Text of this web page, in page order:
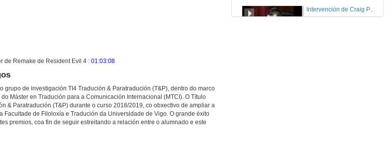
de Remake de Resident Evil 4 : 01:03:08
de investigación TI4 Tradución & Paratradución (T&P), dentro do marco
Máster en Tradución para a Comunicación Internacional (MTCI). O Título
& Paratradución (T&P) durante o curso 2018/2019, co obxectivo de ampliar a
de Filoloxía e Tradución da Universidade de Vigo. O grande éxito
premios, coa fin de seguir estreitando a relación entre o alumnado e este